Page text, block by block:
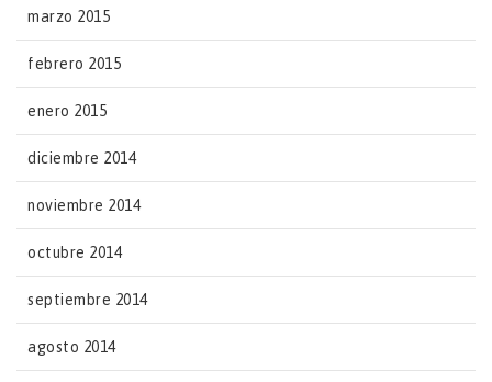
marzo 2015
febrero 2015
enero 2015
diciembre 2014
noviembre 2014
octubre 2014
septiembre 2014
agosto 2014